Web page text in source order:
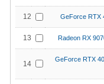
12 GeForce RTX
13 Radeon RX
14
GeForce RTX